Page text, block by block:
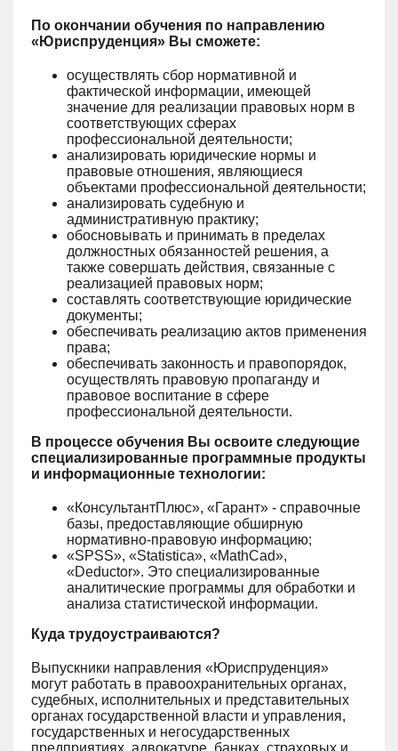
По окончании обучения по направлению
«Юриспруденция» Вы сможете:
осуществлять сбор нормативной и
фактической информации, имеющей
значение для реализации правовых норм в
соответствующих сферах
профессиональной деятельности;
анализировать юридические нормы и
правовые отношения, являющиеся
объектами профессиональной деятельности;
анализировать судебную и
административную практику;
обосновывать и принимать в пределах
должностных обязанностей решения, а
также совершать действия, связанные с
реализацией правовых норм;
составлять соответствующие юридические
документы;
обеспечивать реализацию актов применения
права;
обеспечивать законность и правопорядок,
осуществлять правовую пропаганду и
правовое воспитание в сфере
профессиональной деятельности.
В процессе обучения Вы освоите следующие
специализированные программные продукты
и информационные технологии:
«КонсультантПлюс», «Гарант» - справочные
базы, предоставляющие обширную
нормативно-правовую информацию;
«SPSS», «Statistica», «MathCad»,
«Deductor». Это специализированные
аналитические программы для обработки и
анализа статистической информации.
Куда трудоустраиваются?
Выпускники направления «Юриспруденция»
могут работать в правоохранительных органах,
судебных, исполнительных и представительных
органах государственной власти и управления,
государственных и негосударственных
предприятиях, адвокатуре, банках, страховых и